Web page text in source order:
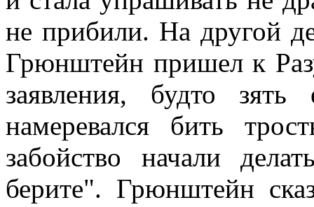
не прибили. На другой
Грюнштейн пришел к
заявления, будто
намеревался бить
забойство начали
берите". Грюнштейн